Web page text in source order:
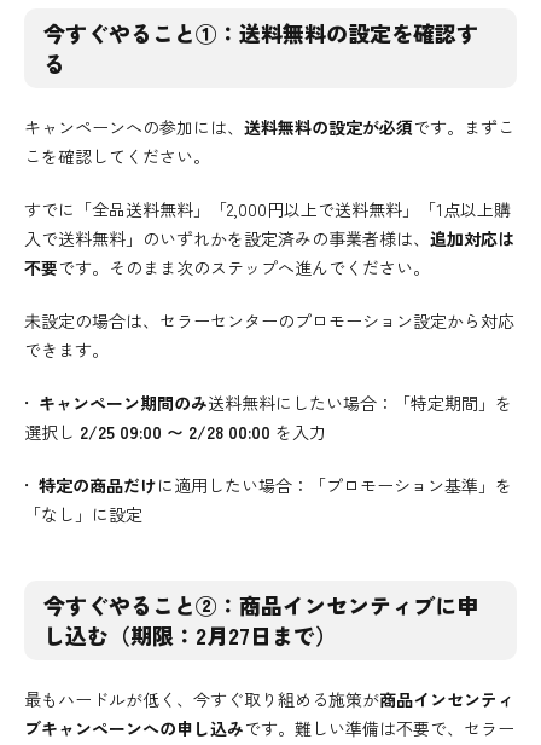
今すぐやること①：送料無料の設定を確認す
る
キャンペーンへの参加には、 送料無料の設定が必須です。まずこ
こを確認してください。
すでに「全品送料無料」「2,000円以上で送料無料」「1点以上購
入で送料無料」のいずれかを設定済みの事業者様は、 追加対応は
不要です。そのまま次のステップへ進んでください。
未設定の場合は、セラーセンターのプロモーション設定から対応
できます。
• キャンペーン期間のみ送料無料にしたい場合：「特定期間」を
選択し 2/25 09:00 〜 2/28 00:00 を入力
• 特定の商品だけに適用したい場合：「プロモーション基準」を
「なし」に設定
今すぐやること②：商品インセンティブに申
し込む（期限：2月27日まで）
最もハードルが低く、今すぐ取り組める施策が商品インセンティ
ブキャンペーンへの申し込みです。難しい準備は不要で、セラー